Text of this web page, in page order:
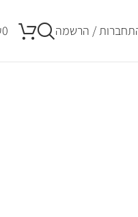
/ הרשמה 0